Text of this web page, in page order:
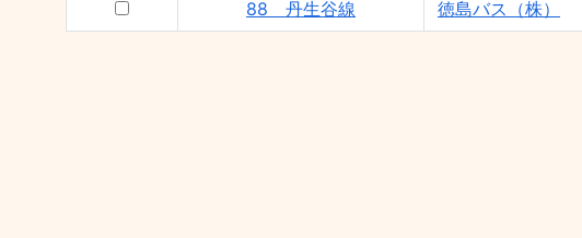
88 丹生谷線 徳島バス（株）